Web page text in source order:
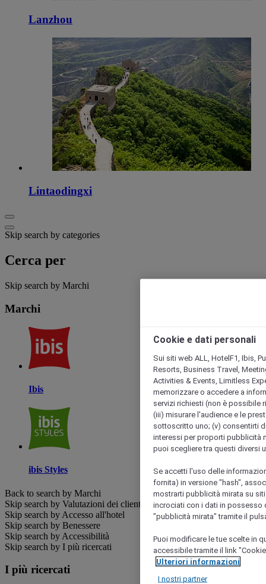
Lanzhou
Lintaodingxi
Skip search by categories
Cerca per
Skip search by Marchi
Marchi
Ibis
ibis Styles
Back to search by Marchi
Skip search by Valutazioni dei clienti
Skip search by Accesso all'hotel
Skip search by Benessere
Skip search by Accessibilità
Skip search by I più ricercati
I più ricercati
Cookie e dati personali
Sui siti web ALL, HotelF1, Ibis,
Resorts, Business Travel,
Activities & Events, Limitless
memorizzare o accedere a
servizi richiesti (non è possibile
(iii) misurare l'audience e le
sottoscritto uno; (v) consentirti
interessi per proporti pubblicità
puoi scegliere tra questi diversi
Se accetti l'uso delle
fornita) in versione "hash",
mostrarti pubblicità mirata su
incrociati con i dati in possesso
"pubblicità mirata" tramite il
Puoi modificare le tue scelte in
accessibile tramite il link
Ulteriori informazioni
I nostri partner